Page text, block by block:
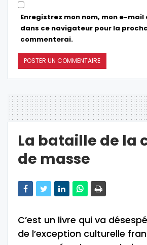
Enregistrez mon nom, mon e-mail
dans ce navigateur pour la
commenterai.
La bataille de la
de masse
C’est un livre qui va
de l’exception culturelle